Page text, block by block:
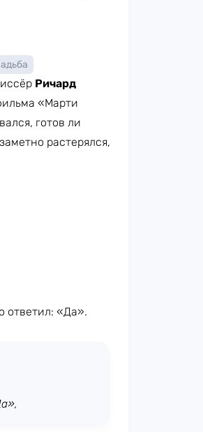
Ричард
«Марти
готов ли
растерялся,
ответил: «Да».